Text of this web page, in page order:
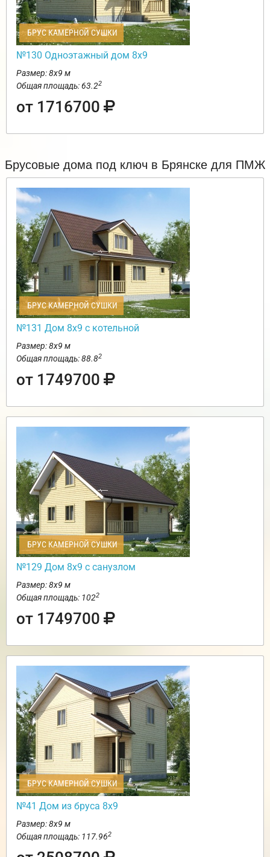
БРУС КАМЕРНОЙ СУШКИ
№130 Одноэтажный дом 8х9
Размер: 8х9 м
Общая площадь: 63.22
от 1716700
Брусовые дома под ключ в Брянске для ПМЖ
БРУС КАМЕРНОЙ СУШКИ
№131 Дом 8х9 с котельной
Размер: 8х9 м
Общая площадь: 88.82
от 1749700
БРУС КАМЕРНОЙ СУШКИ
№129 Дом 8х9 с санузлом
Размер: 8х9 м
Общая площадь: 1022
от 1749700
БРУС КАМЕРНОЙ СУШКИ
№41 Дом из бруса 8х9
Размер: 8х9 м
Общая площадь: 117.962